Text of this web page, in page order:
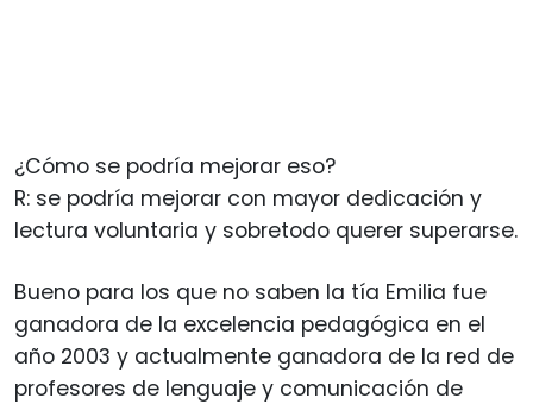
¿Cómo se podría mejorar eso?
R: se podría mejorar con mayor dedicación y
lectura voluntaria y sobretodo querer superarse.
Bueno para los que no saben la tía Emilia fue
ganadora de la excelencia pedagógica en el
año 2003 y actualmente ganadora de la red de
profesores de lenguaje y comunicación de